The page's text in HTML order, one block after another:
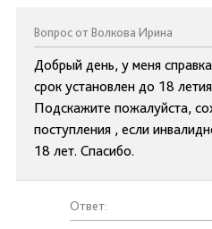
Вопрос от Волкова Ирина
Добрый день, у меня
срок установлен до 18
Подскажите пожалуйста,
поступления , если
18 лет. Спасибо.
Ответ: